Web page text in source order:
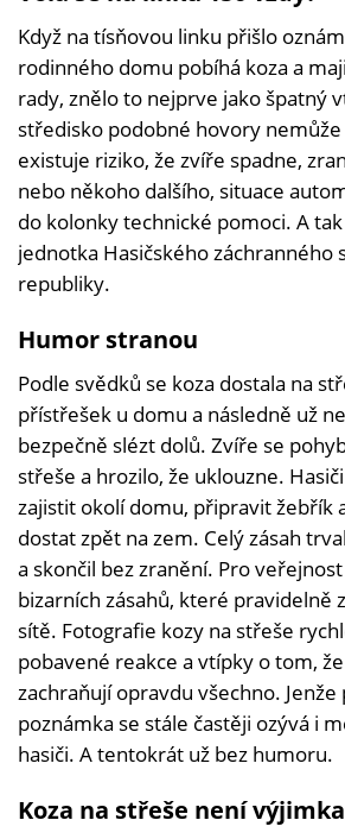
Když na tísňovou linku přišlo
rodinného domu pobíhá koza a
rady, znělo to nejprve jako špatný
středisko podobné hovory
existuje riziko, že zvíře spadne,
nebo někoho dalšího, situace
do kolonky technické pomoci. A
jednotka Hasičského záchranného
republiky.
Humor stranou
Podle svědků se koza dostala na
přístřešek u domu a následně už
bezpečně slézt dolů. Zvíře se
střeše a hrozilo, že uklouzne.
zajistit okolí domu, připravit žebřík
dostat zpět na zem. Celý zásah
a skončil bez zranění. Pro
bizarních zásahů, které pravidelně
sítě. Fotografie kozy na střeše
pobavené reakce a vtípky o tom,
zachraňují opravdu všechno. Jenže
poznámka se stále častěji ozývá i
hasiči. A tentokrát už bez humoru.
Koza na střeše není výjimka